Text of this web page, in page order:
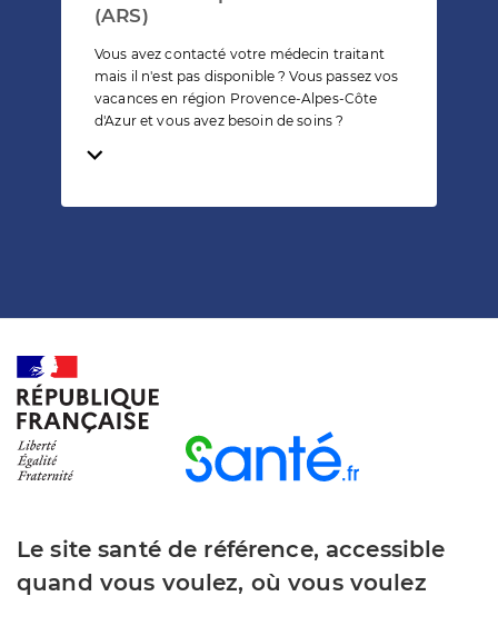
(ARS)
Vous avez contacté votre médecin traitant
mais il n'est pas disponible ? Vous passez vos
vacances en région Provence-Alpes-Côte
d'Azur et vous avez besoin de soins ?
Temps de lecture
Le site santé de référence, accessible
quand vous voulez, où vous voulez